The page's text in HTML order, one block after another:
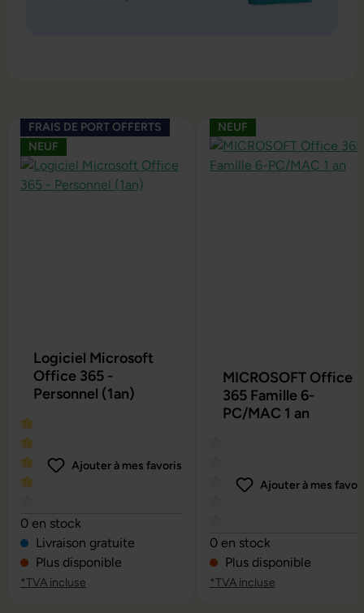
Ignorer la galerie de produits
FRAIS DE PORT OFFERTS
NEUF
Logiciel Microsoft
Office 365 -
Personnel (1an)
Note moyenne de 4 sur 5 étoiles
Ajouter à mes favoris
0 en stock
Livraison gratuite
Plus disponible
*TVA incluse
NEUF
MICROSOFT Office
365 Famille 6-
PC/MAC 1 an
Note moyenne de 0 sur 5
Ajouter à mes
0 en stock
Plus disponible
*TVA incluse